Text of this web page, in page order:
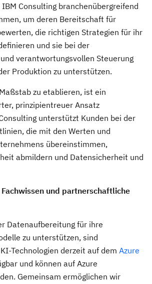
Consulting branchenübergreifend
um deren Bereitschaft für
die richtigen Strategien für ihr
und sie bei der
verantwortungsvollen Steuerung
Produktion zu unterstützen.
zu etablieren, ist ein
prinzipientreuer Ansatz
unterstützt Kunden bei der
die mit den Werten und
übereinstimmen,
abmildern und Datensicherheit und
und partnerschaftliche
Datenaufbereitung für ihre
zu unterstützen, sind
Technologien derzeit auf dem Azure
und können auf Azure
Gemeinsam ermöglichen wir